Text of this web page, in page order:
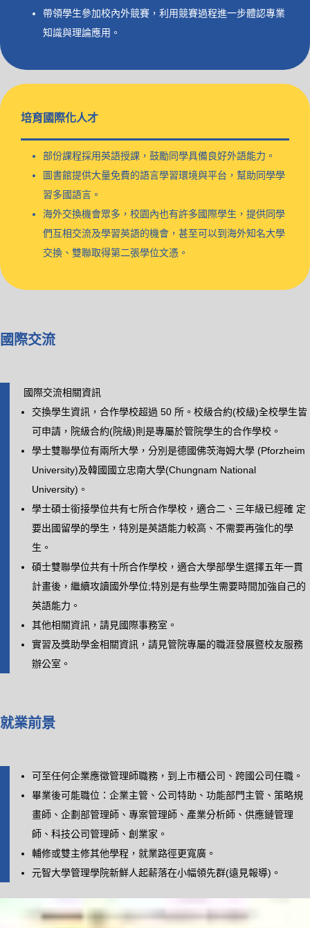
帶領學生參加校內外競賽，利用競賽過程進一步體認專業
知識與理論應用。
培育國際化人才
部份課程採用英語授課，鼓勵同學具備良好外語能力。
圖書館提供大量免費的語言學習環境與平台，幫助同學學
習多國語言。
海外交換機會眾多，校園內也有許多國際學生，提供同學
們互相交流及學習英語的機會，甚至可以到海外知名大學
交換、雙聯取得第二張學位文憑。
國際交流
國際交流相關資訊
交換學生資訊，合作學校超過 50 所。校級合約(校級)全校學生皆
可申請，院級合約(院級)則是專屬於管院學生的合作學校。
學士雙聯學位有兩所大學，分別是德國佛茨海姆大學 (Pforzheim
University)及韓國國立忠南大學(Chungnam National
University)。
學士碩士銜接學位共有七所合作學校，適合二、三年級已經確 定
要出國留學的學生，特別是英語能力較高、不需要再強化的學
生。
碩士雙聯學位共有十所合作學校，適合大學部學生選擇五年一貫
計畫後，繼續攻讀國外學位;特別是有些學生需要時間加強自己的
英語能力。
其他相關資訊，請見國際事務室 。
實習及獎助學金相關資訊，請見管院專屬的職涯發展暨校友服務
辦公室 。
就業前景
可至任何企業應徵管理師職務，到上市櫃公司、跨國公司任職。
畢業後可能職位：企業主管、公司特助、功能部門主管、策略規
畫師、企劃部管理師、專案管理師、產業分析師、供應鏈管理
師、科技公司管理師、創業家。
輔修或雙主修其他學程，就業路徑更寬廣。
元智大學管理學院新鮮人起薪落在小幅領先群(遠見報導)。